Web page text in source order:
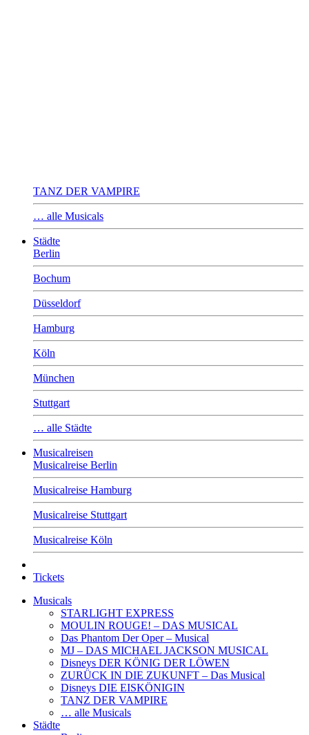
TANZ DER VAMPIRE
… alle Musicals
Städte
Berlin
Bochum
Düsseldorf
Hamburg
Köln
München
Stuttgart
… alle Städte
Musicalreisen
Musicalreise Berlin
Musicalreise Hamburg
Musicalreise Stuttgart
Musicalreise Köln
Tickets
Musicals
STARLIGHT EXPRESS
MOULIN ROUGE! – DAS MUSICAL
Das Phantom Der Oper – Musical
MJ – DAS MICHAEL JACKSON MUSICAL
Disneys DER KÖNIG DER LÖWEN
ZURÜCK IN DIE ZUKUNFT – Das Musical
Disneys DIE EISKÖNIGIN
TANZ DER VAMPIRE
… alle Musicals
Städte